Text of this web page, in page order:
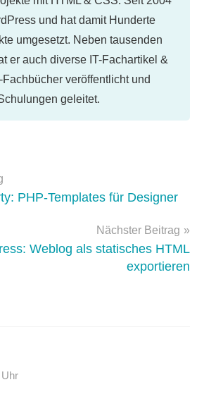
und hat damit Hunderte
umgesetzt. Neben tausenden
er auch diverse IT-Fachartikel &
Fachbücher veröffentlicht und
geleitet.
PHP-Templates für Designer
Nächster Beitrag
Weblog als statisches HTML
exportieren